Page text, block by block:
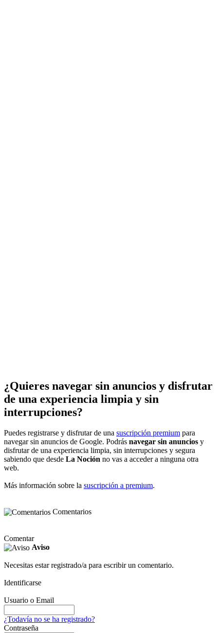
¿Quieres navegar sin anuncios y disfrutar
de una experiencia limpia y sin
interrupciones?
Puedes registrarse y disfrutar de una suscripción premium para
navegar sin anuncios de Google. Podrás navegar sin anuncios y
disfrutar de una experiencia limpia, sin interrupciones y segura
sabiendo que desde La Noción no vas a acceder a ninguna otra
web.
Más información sobre la suscripción a premium.
Comentarios
Comentar
Aviso
Necesitas estar registrado/a para escribir un comentario.
Identificarse
Usuario o Email
¿Todavía no se ha registrado?
Contraseña